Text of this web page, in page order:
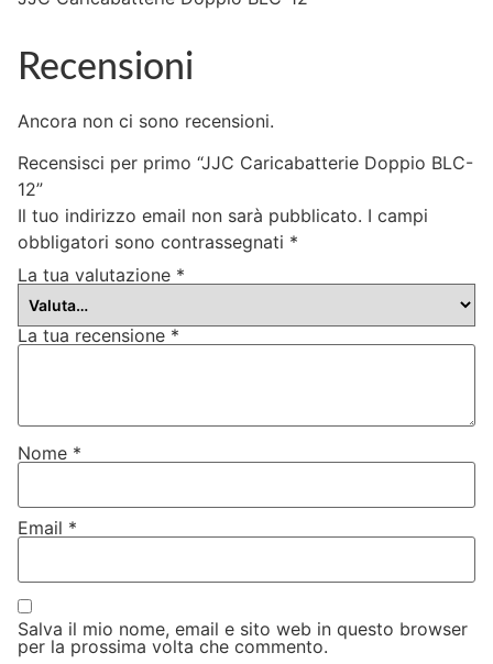
Recensioni
Ancora non ci sono recensioni.
Recensisci per primo “JJC Caricabatterie Doppio BLC-
12”
Il tuo indirizzo email non sarà pubblicato. I campi
obbligatori sono contrassegnati *
La tua valutazione *
La tua recensione *
Nome *
Email *
Salva il mio nome, email e sito web in questo browser
per la prossima volta che commento.